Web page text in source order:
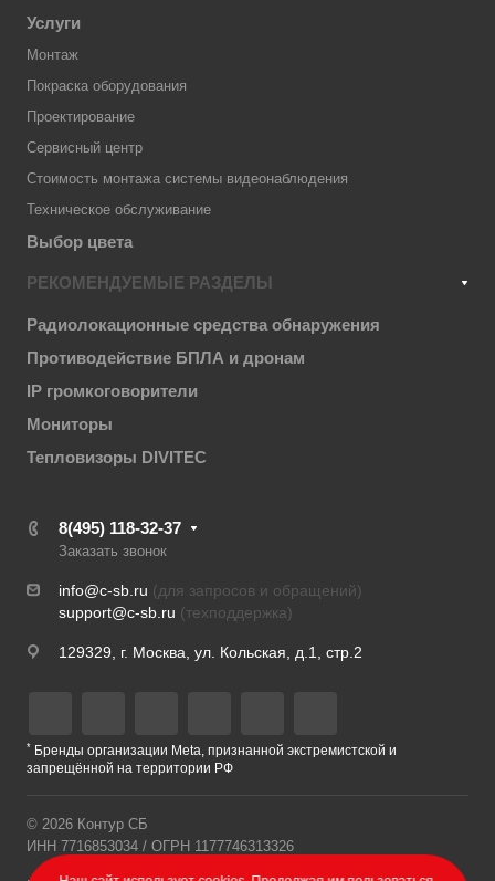
Услуги
Монтаж
Покраска оборудования
Проектирование
Сервисный центр
Стоимость монтажа системы видеонаблюдения
Техническое обслуживание
Выбор цвета
РЕКОМЕНДУЕМЫЕ РАЗДЕЛЫ
Радиолокационные средства обнаружения
Противодействие БПЛА и дронам
IP громкоговорители
Мониторы
Тепловизоры DIVITEC
8(495) 118-32-37
Заказать звонок
info@c-sb.ru (для запросов и обращений)
support@c-sb.ru (техподдержка)
129329, г. Москва, ул. Кольская, д.1, стр.2
* Бренды организации Meta, признанной экстремистской и
запрещённой на территории РФ
© 2026 Контур СБ
ИНН 7716853034 / ОГРН 1177746313326